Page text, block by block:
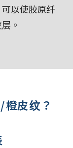
以使胶原纤
。
皮纹？